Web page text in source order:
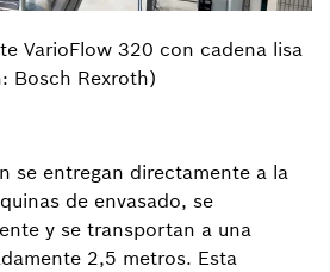
VarioFlow 320 con cadena lisa
Bosch Rexroth)
se entregan directamente a la
de envasado, se
y se transportan a una
2,5 metros. Esta